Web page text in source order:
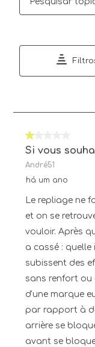
4
análises.
1 em 5 estrelas.
Si vous
André51
há um ano
Le repliage ne
et on se
vouloir. Après
a cassé : quelle
subissent des
sans renfort ou
d'une marque
par rapport à
arrière se
avant se